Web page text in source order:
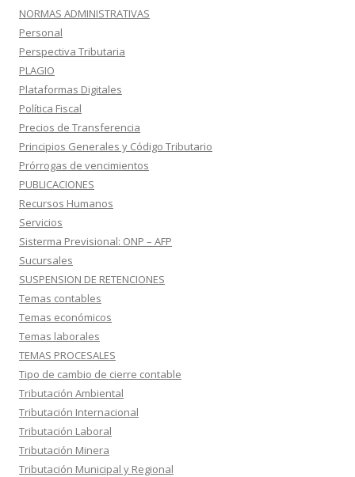
NORMAS ADMINISTRATIVAS
Personal
Perspectiva Tributaria
PLAGIO
Plataformas Digitales
Política Fiscal
Precios de Transferencia
Principios Generales y Código Tributario
Prórrogas de vencimientos
PUBLICACIONES
Recursos Humanos
Servicios
Sisterma Previsional: ONP – AFP
Sucursales
SUSPENSION DE RETENCIONES
Temas contables
Temas económicos
Temas laborales
TEMAS PROCESALES
Tipo de cambio de cierre contable
Tributación Ambiental
Tributación Internacional
Tributación Laboral
Tributación Minera
Tributación Municipal y Regional